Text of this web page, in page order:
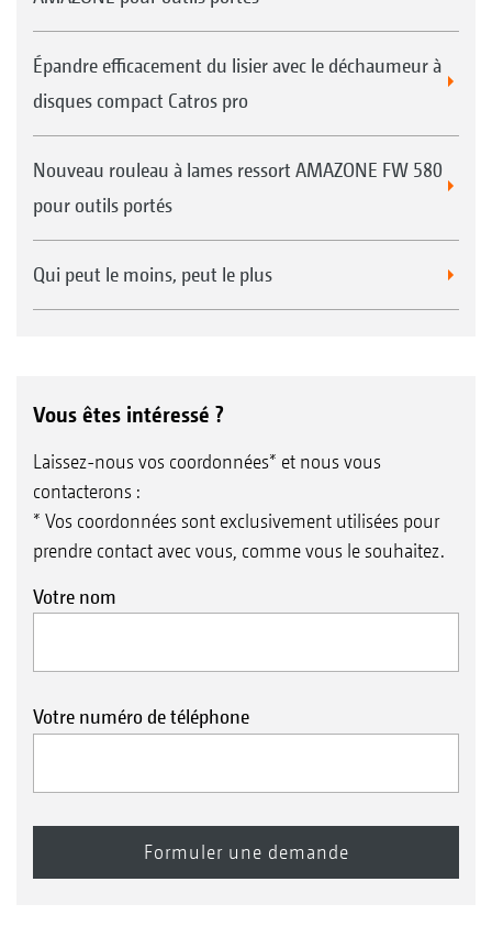
Épandre efficacement du lisier avec le déchaumeur à
disques compact Catros pro
Nouveau rouleau à lames ressort AMAZONE FW 580
pour outils portés
Qui peut le moins, peut le plus
Vous êtes intéressé ?
Laissez-nous vos coordonnées* et nous vous
contacterons :
* Vos coordonnées sont exclusivement utilisées pour
prendre contact avec vous, comme vous le souhaitez.
Votre nom
Votre numéro de téléphone